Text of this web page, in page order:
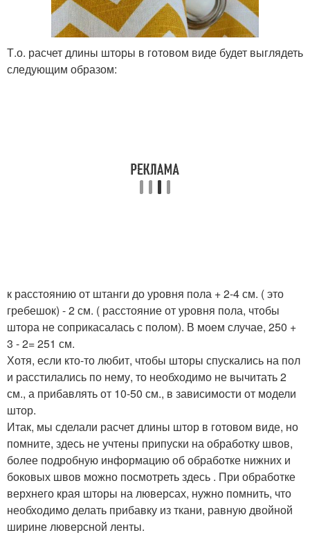
Т.о. расчет длины шторы в готовом виде будет выглядеть
следующим образом:
к расстоянию от штанги до уровня пола + 2-4 см. ( это
гребешок) - 2 см. ( расстояние от уровня пола, чтобы
штора не соприкасалась с полом). В моем случае, 250 +
3 - 2= 251 см.
Хотя, если кто-то любит, чтобы шторы спускались на пол
и расстилались по нему, то необходимо не вычитать 2
см., а прибавлять от 10-50 см., в зависимости от модели
штор.
Итак, мы сделали расчет длины штор в готовом виде, но
помните, здесь не учтены припуски на обработку швов,
более подробную информацию об обработке нижних и
боковых швов можно посмотреть здесь . При обработке
верхнего края шторы на люверсах, нужно помнить, что
необходимо делать прибавку из ткани, равную двойной
ширине люверсной ленты.